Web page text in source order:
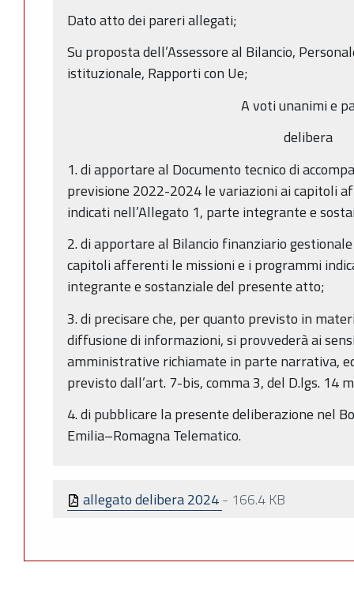
Dato atto dei pareri allegati;
Su proposta dell’Assessore al Bilancio,
istituzionale, Rapporti con Ue;
A voti unanimi e
delibera
1. di apportare al Documento tecnico di
previsione 2022-2024 le variazioni ai capitoli
indicati nell’Allegato 1, parte integrante e
2. di apportare al Bilancio finanziario
capitoli afferenti le missioni e i programmi
integrante e sostanziale del presente atto;
3. di precisare che, per quanto previsto in
diffusione di informazioni, si provvederà ai
amministrative richiamate in parte narrativa,
previsto dall’art. 7-bis, comma 3, del D.lgs. 14
4. di pubblicare la presente deliberazione nel
Emilia–Romagna Telematico.
allegato delibera 2024- 166.4 KB